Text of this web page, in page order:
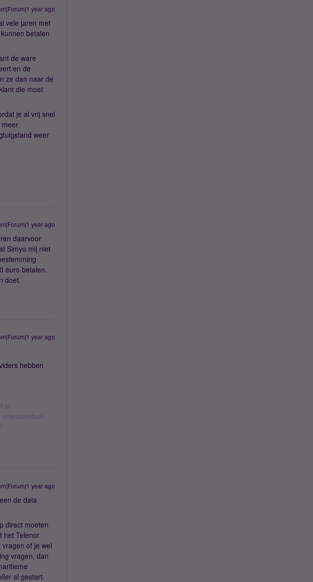
year ago
vele jaren met
betalen
de ware
en de
ze dan naar de
die moet
je al vrij snel
meer
weer
year ago
daarvoor
Simyo mij niet
euro betalen.
doet.
year ago
hebben
je
year ago
de data
direct moeten
het Telenor
of je wel
vragen, dan
al gestart.